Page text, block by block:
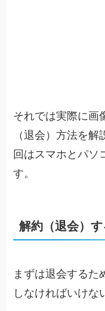
それでは実際に画
（退会）方法を
回はスマホとパソ
す。
解約（退会）
まずは退会するた
しなければいけな